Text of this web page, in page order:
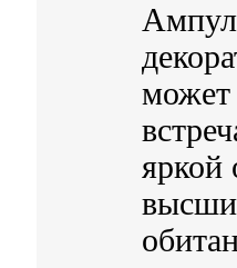
может
яркой